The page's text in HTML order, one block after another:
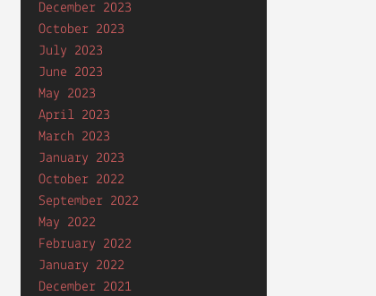
December 2023
October 2023
July 2023
June 2023
May 2023
April 2023
March 2023
January 2023
October 2022
September 2022
May 2022
February 2022
January 2022
December 2021